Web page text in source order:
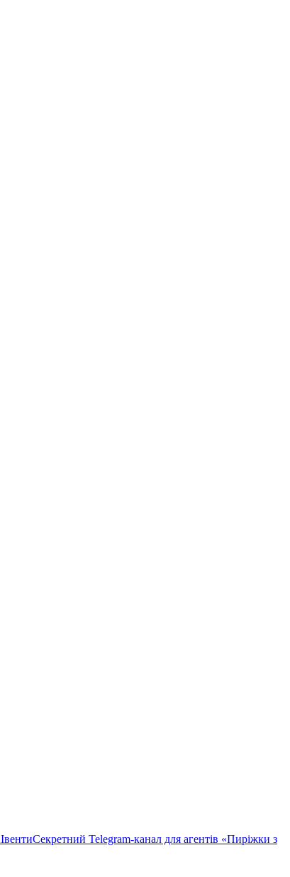
ІвентиСекретний Telegram-канал для агентів «Пиріжки з